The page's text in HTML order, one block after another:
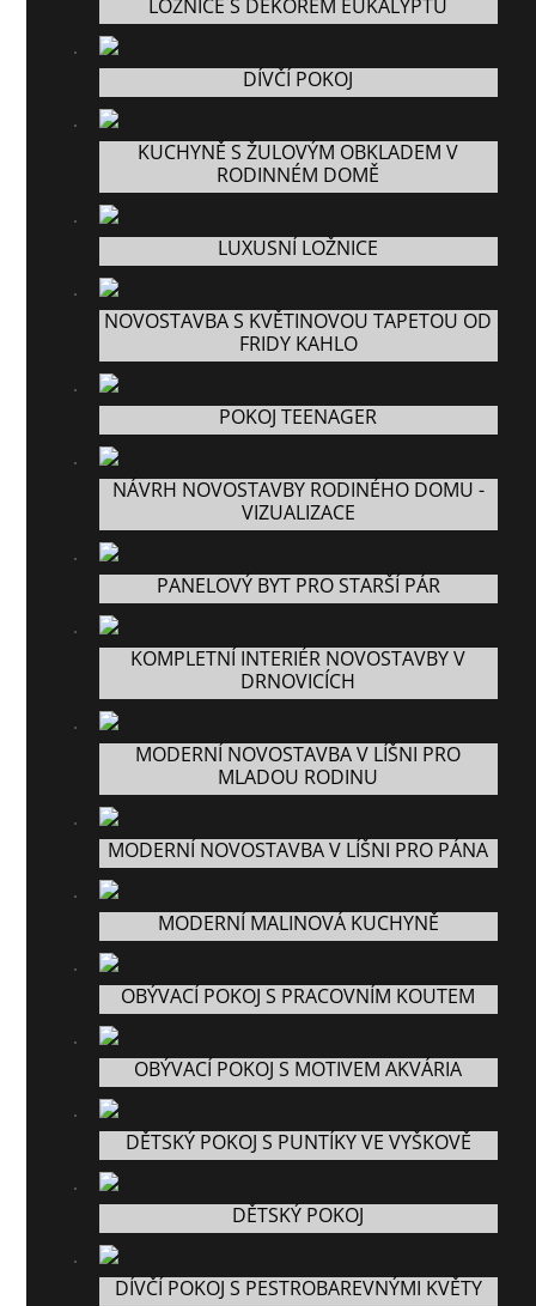
LOŽNICE S DEKOREM EUKALYPTU
DÍVČÍ POKOJ
KUCHYNĚ S ŽULOVÝM OBKLADEM V
RODINNÉM DOMĚ
LUXUSNÍ LOŽNICE
NOVOSTAVBA S KVĚTINOVOU TAPETOU OD
FRIDY KAHLO
POKOJ TEENAGER
NÁVRH NOVOSTAVBY RODINÉHO DOMU -
VIZUALIZACE
PANELOVÝ BYT PRO STARŠÍ PÁR
KOMPLETNÍ INTERIÉR NOVOSTAVBY V
DRNOVICÍCH
MODERNÍ NOVOSTAVBA V LÍŠNI PRO
MLADOU RODINU
MODERNÍ NOVOSTAVBA V LÍŠNI PRO PÁNA
MODERNÍ MALINOVÁ KUCHYNĚ
OBÝVACÍ POKOJ S PRACOVNÍM KOUTEM
OBÝVACÍ POKOJ S MOTIVEM AKVÁRIA
DĚTSKÝ POKOJ S PUNTÍKY VE VYŠKOVĚ
DĚTSKÝ POKOJ
DÍVČÍ POKOJ S PESTROBAREVNÝMI KVĚTY